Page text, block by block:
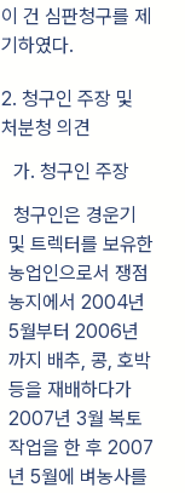
이 건 심판청구를 제
기하였다.
2. 청구인 주장 및
처분청 의견
가. 청구인 주장
청구인은 경운기
및 트렉터를 보유한
농업인으로서 쟁점
농지에서 2004년
5월부터 2006년
까지 배추, 콩, 호박
등을 재배하다가
2007년 3월 복토
작업을 한 후 2007
년 5월에 벼농사를